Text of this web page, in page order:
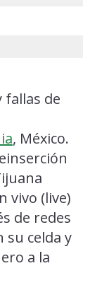
fallas de
, México.
vivo (live)
de redes
su celda y
a la